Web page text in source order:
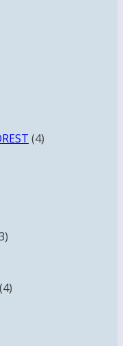
4
3
4товара